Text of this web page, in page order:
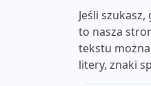
Jeśli
to nasza
tekstu
litery, znaki